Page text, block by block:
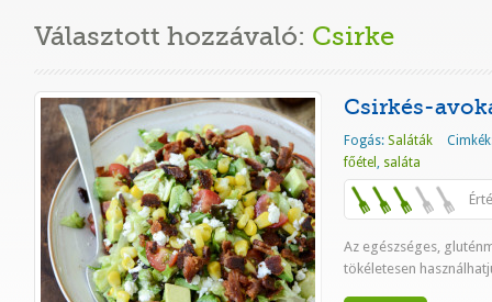
Választott hozzávaló: Csirke
Csirkés-
Fogás: Saláták
főétel , saláta
Az egészséges,
tökéletesen